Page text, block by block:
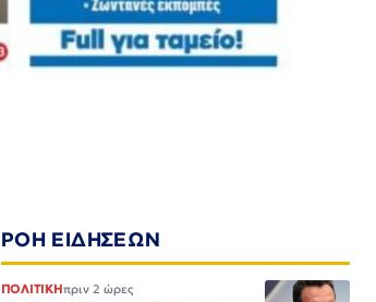
ΡΟΗ ΕΙΔΗΣΕΩΝ
ΠΟΛΙΤΙΚΗπριν 2 ώρες